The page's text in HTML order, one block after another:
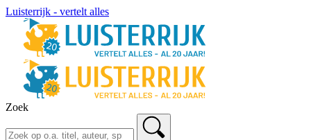
Luisterrijk - vertelt alles
Zoek